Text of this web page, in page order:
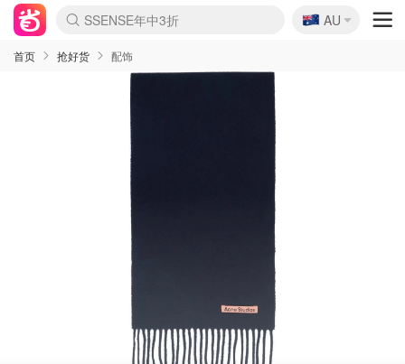
lululemon折扣上新
Sasa美妆护肤3.5折
SSENSE年中3折
FreshBeauty好价汇总
Cettire降价+叠9折
Farfetch折上8折
WWS Coles超市实拍
viagogo二手票捡漏
Myer清仓1折起
The Outnet奢牌1折起
David Jones 3折起
Flannels大牌1折
Perfumes Club护肤1折
AMIRO返校季6.2折
Oweek抽奖送Airpods
Amazon折扣汇总
eToro入金$200送$50
Amazon数码好物
ICONIC本周7.5折
ThedoubleF高奢地板价
Moose Knuckles 6折
丝芙兰5折起
EUFY官网3.7折起
Selenichast首饰2折
Trip机票酒店促销
YSL送5件彩妆礼
Amazon家居好物
BIGBANG巡演开票
David Jones时尚3折
Amazon美妆护肤
雅漾大喷$8
过敏原检测盒$33
伊索独家赠50ml沐浴露
科颜氏清仓3折
SEALIFE海洋馆门票6折
丝塔芙大白罐$16
订阅Newsletter送香薰
Cult Beauty 6.8折
Harrods圣诞日历2.3折
LN-CC奢牌私促3折
d'Alba空姐喷雾$16
EVE LOM套装逆天2折
Bernardelli独家4折
Adore Beauty 6折起
CT圣诞日历
Mytheresa奢品2.7折
Luxury Escapes 9折
Currentbody美容仪9折
卡诗9折+赠4件礼
MOON Garden Live
ALLSAINTS美衣3折
Roborock扫地机3.7折
Tingo Life水杯$24
Valentino官网5折
CR洗发护发6.3折
🇦🇺
AU
首页 抢好货 配饰